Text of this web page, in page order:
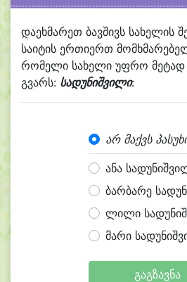
დაეხმარეთ ბავშივს სახელის
საიტის ერთიერთ
რომელი სახელი უფრო მეტად
გვარს: სადუნიშვილი:
არ მაქვს
ანა
ბარბარე
ლილი
მარი
გაგზავნა